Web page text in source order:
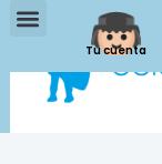
Tu cuenta